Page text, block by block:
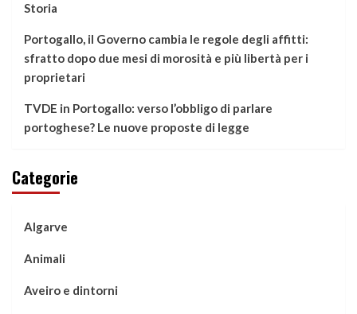
Storia
Portogallo, il Governo cambia le regole degli affitti:
sfratto dopo due mesi di morosità e più libertà per i
proprietari
TVDE in Portogallo: verso l’obbligo di parlare
portoghese? Le nuove proposte di legge
Categorie
Algarve
Animali
Aveiro e dintorni